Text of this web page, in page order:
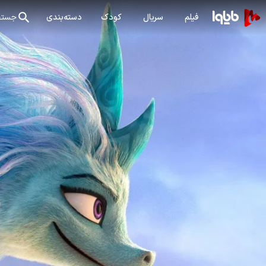
فیلم سریال کودک دسته‌بندی